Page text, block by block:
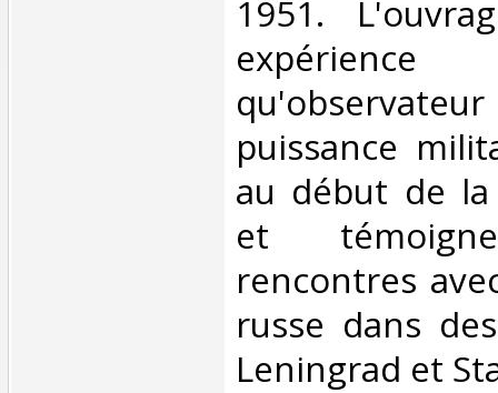
1951.
puissance
au début de
et
rencontres
russe dans
Leningrad et